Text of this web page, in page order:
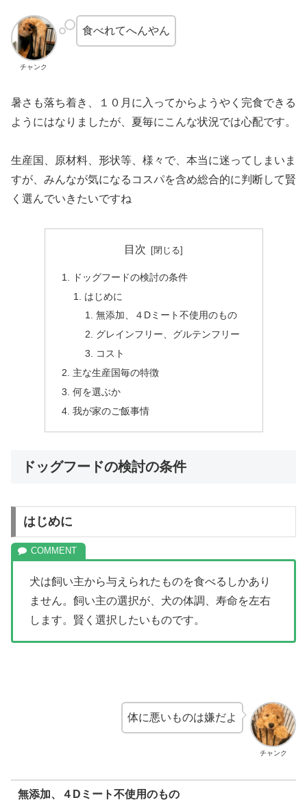
チャンク
食べれてへんやん
暑さも落ち着き、１０月に入ってからようやく完食できる
ようにはなりましたが、夏毎にこんな状況では心配です。
生産国、原材料、形状等、様々で、本当に迷ってしまいま
すが、みんなが気になるコスパを含め総合的に判断して賢
く選んでいきたいですね
目次
ドッグフードの検討の条件
はじめに
無添加、４Dミート不使用のもの
グレインフリー、グルテンフリー
コスト
主な生産国毎の特徴
何を選ぶか
我が家のご飯事情
ドッグフードの検討の条件
はじめに
犬は飼い主から与えられたものを食べるしかあり
ません。飼い主の選択が、犬の体調、寿命を左右
します。賢く選択したいものです。
チャンク
体に悪いものは嫌だよ
無添加、４Dミート不使用のもの